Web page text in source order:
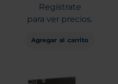
Regístrate
para ver precios.
Agregar al carrito